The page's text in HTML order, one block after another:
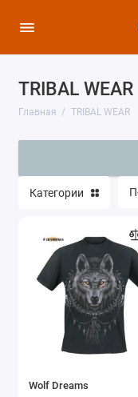
TRIBAL WEAR
Главная TRIBAL WEAR
Категории
Wolf Dreams